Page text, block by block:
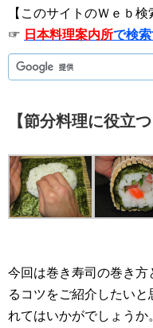
【このサイトのＷｅｂ検
☞ 日本料理案内所で検
【節分料理に役立
今回は巻き寿司の巻き
るコツをご紹介したいと
れてはいかがでしょうか